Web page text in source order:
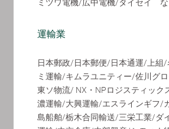
ミツワ電機/広中電機/タイセイ
運輸業
日本郵政/日本郵便/日本通運/上
ミ運輸/キムラユニティー/佐川グ
東ソ物流/ NX・NPロジスティッ
濃運輸/大興運輸/エスラインギフ/
島船舶/栃木合同輸送/三栄工業/ダ